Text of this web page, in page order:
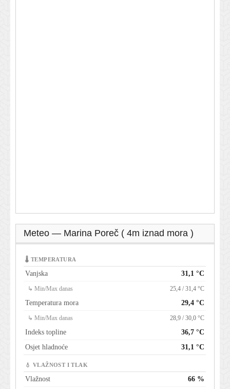
Meteo — Marina Poreč ( 4m iznad mora )
🌡 TEMPERATURA
Vanjska 31,1 °C
↳ Min/Max danas 25,4 / 31,4 °C
Temperatura mora 29,4 °C
↳ Min/Max danas 28,9 / 30,0 °C
Indeks topline
36,7 °C
Osjet hladnoće
31,1 °C
💧 VLAŽNOST I TLAK
Vlažnost
66 %